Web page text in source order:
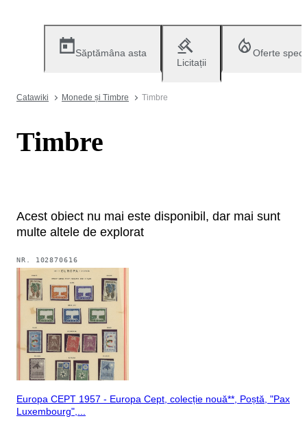
Săptămâna asta
Licitații
Oferte
Catawiki Monede și Timbre Timbre
Timbre
Acest obiect nu mai este disponibil, dar mai sunt
multe altele de explorat
NR. 102870616
Europa CEPT 1957 - Europa Cept, colecție nouă**, Poștă, "Pax
Luxembourg",...